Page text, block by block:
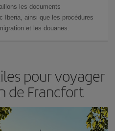
les documents
Iberia, ainsi que les procédures
et les douanes.
pour voyager
de Francfort